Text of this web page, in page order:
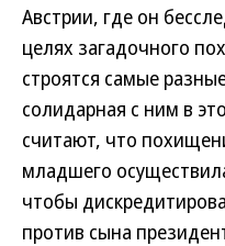
Австрии, где он
целях загадочного
строятся самые
солидарная с ним в
считают, что
младшего
чтобы
против сына